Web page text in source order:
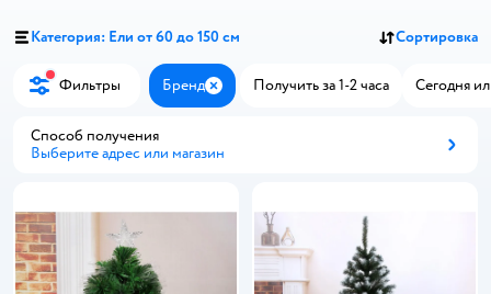
Категория: Ели от 60 до 150 см Сортировка
Фильтры Бренд ЗакрытьПолучить за 1-2 часа Сегодня
Способ получения
Выберите адрес или магазин